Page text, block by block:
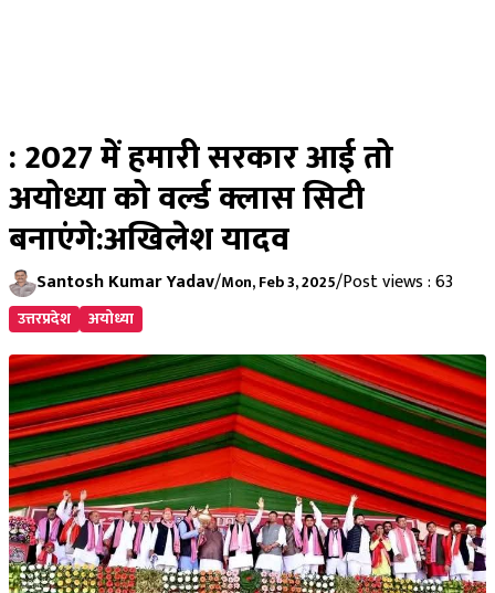
: 2027 में हमारी सरकार आई तो
अयोध्या को वर्ल्ड क्लास सिटी
बनाएंगे:अखिलेश यादव
Santosh Kumar Yadav/Mon, Feb 3, 2025/Post views : 63
उत्तरप्रदेश अयोध्या